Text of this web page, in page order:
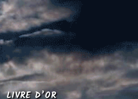
LIVRE D’OR